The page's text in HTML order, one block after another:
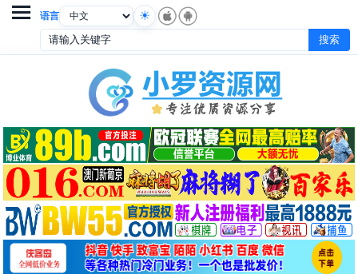
语言
